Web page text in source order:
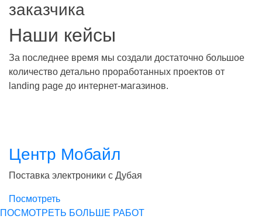
заказчика
Наши кейсы
За последнее время мы создали достаточно большое
количество детально проработанных проектов от
landing page до интернет-магазинов.
Стекольная компания
ПОСМОТРЕТЬ БОЛЬШЕ РАБОТ